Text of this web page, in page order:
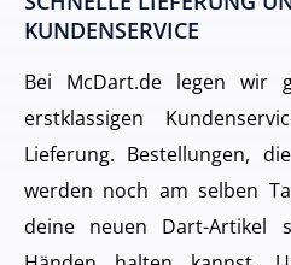
KUNDENSERVICE
Bei McDart.de legen wir
erstklassigen
Lieferung. Bestellungen,
werden noch am selben
deine neuen Dart-Artikel